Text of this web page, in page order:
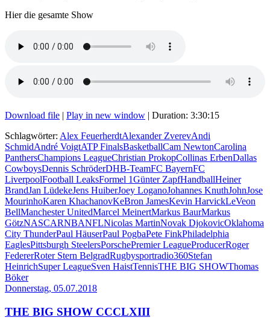
Hier die gesamte Show
Download file | Play in new window | Duration: 3:30:15
Schlagwörter: Alex FeuerherdtAlexander ZverevAndi
SchmidAndré VoigtATP FinalsBasketballCam NewtonCarolina
PanthersChampions LeagueChristian ProkopCollinas ErbenDallas
CowboysDennis SchröderDHB-TeamFC BayernFC
LiverpoolFootball LeaksFormel 1Günter ZapfHandballHeiner
BrandJan LüdekeJens HuiberJoey LoganoJohannes KnuthJohnJose
MourinhoKaren KhachanovKeBron JamesKevin HarvickLeVeon
BellManchester UnitedMarcel MeinertMarkus BaurMarkus
GötzNASCARNBANFLNicolas MartinNovak DjokovicOklahoma
City ThunderPaul HäuserPaul PogbaPete FinkPhiladelphia
EaglesPittsburgh SteelersPorschePremier LeagueProducerRoger
FedererRoter Stern BelgradRugbysportradio360Stefan
HeinrichSuper LeagueSven HaistTennisTHE BIG SHOWThomas
Böker
Donnerstag, 05.07.2018
THE BIG SHOW CCCLXIII